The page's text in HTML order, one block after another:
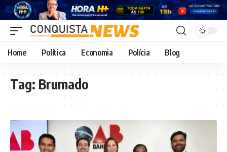
Home Política Economia Polícia Blog
Tag: Brumado